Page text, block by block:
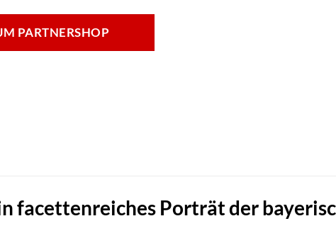
PARTNERSHOP
facettenreiches Porträt der